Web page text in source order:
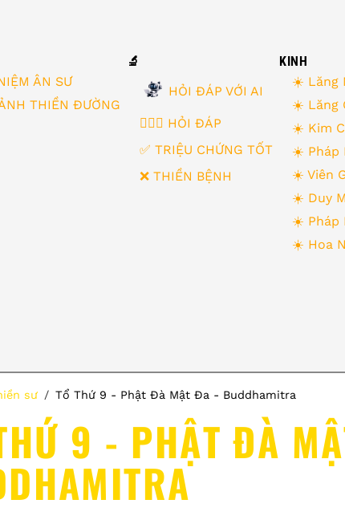
ÂN SƯ
THIỀN ĐƯỜNG
🔬
HỎI ĐÁP VỚI AI
🙋🏻‍♂️ HỎI ĐÁP
✅ TRIỆU CHỨNG TỐT
❌ THIỀN BỆNH
KINH
☀️ Lăng
☀️ Lăng
☀️ Kim
☀️ Pháp
☀️ Viên
☀️ Duy
☀️ Pháp
☀️ Hoa
sư Tổ Thứ 9 - Phật Đà Mật Đa - Buddhamitra
9 - PHẬT ĐÀ